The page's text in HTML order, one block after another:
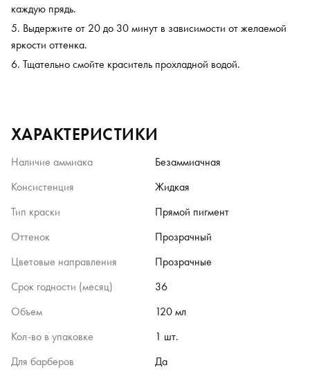
каждую прядь.
Выдержите от 20 до 30 минут в зависимости от желаемой
яркости оттенка.
Тщательно смойте краситель прохладной водой.
ХАРАКТЕРИСТИКИ
Наличие аммиака
Безаммиачная
Консистенция
Жидкая
Тип краски
Прямой пигмент
Оттенок
Прозрачный
Цветовые направления
Прозрачные
Срок годности (месяц)
36
Объем
120 мл
Кол-во в упаковке
1 шт.
Для барберов
Да